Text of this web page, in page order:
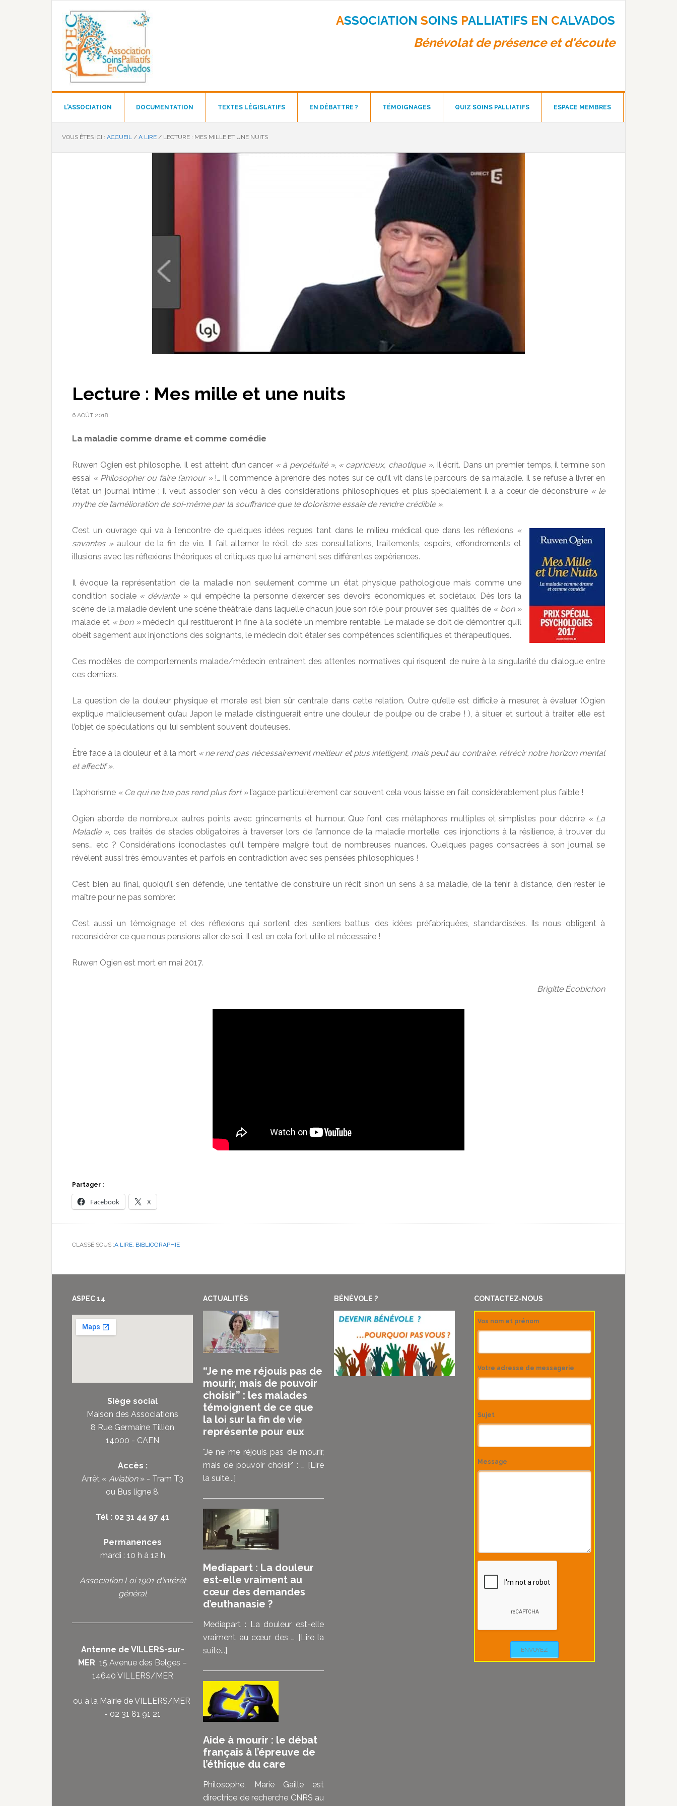
ASSOCIATION SOINS PALLIATIFS EN CALVADOS
Bénévolat de présence et d'écoute
L’ASSOCIATION DOCUMENTATION TEXTES LÉGISLATIFS EN DÉBATTRE ? TÉMOIGNAGES QUIZ SOINS PALLIATIFS ESPACE MEMBRES
VOUS ÊTES ICI : ACCUEIL / A LIRE / LECTURE : MES MILLE ET UNE NUITS
Lecture : Mes mille et une nuits
6 AOÛT 2018
La maladie comme drame et comme comédie
Ruwen Ogien est philosophe. Il est atteint d’un cancer « à perpétuité », « capricieux, chaotique ». Il écrit. Dans un premier temps, il termine son
essai « Philosopher ou faire l’amour »!… Il commence à prendre des notes sur ce qu’il vit dans le parcours de sa maladie. Il se refuse à livrer en
l’état un journal intime ; il veut associer son vécu à des considérations philosophiques et plus spécialement il a à cœur de déconstruire « le
mythe de l’amélioration de soi-même par la souffrance que le dolorisme essaie de rendre crédible ».
C’est un ouvrage qui va à l’encontre de quelques idées reçues tant dans le milieu médical que dans les réflexions «
savantes »autour de la fin de vie. Il fait alterner le récit de ses consultations, traitements, espoirs, effondrements et
illusions avec les réflexions théoriques et critiques que lui amènent ses différentes expériences.
Il évoque la représentation de la maladie non seulement comme un état physique pathologique mais comme une
condition sociale « déviante »qui empêche la personne d’exercer ses devoirs économiques et sociétaux. Dès lors la
scène de la maladie devient une scène théâtrale dans laquelle chacun joue son rôle pour prouver ses qualités de « bon »
malade et « bon »médecin qui restitueront in fine à la société un membre rentable. Le malade se doit de démontrer qu’il
obéit sagement aux injonctions des soignants, le médecin doit étaler ses compétences scientifiques et thérapeutiques.
Ces modèles de comportements malade/médecin entraînent des attentes normatives qui risquent de nuire à la singularité du dialogue entre
ces derniers.
La question de la douleur physique et morale est bien sûr centrale dans cette relation. Outre qu’elle est difficile à mesurer, à évaluer (Ogien
explique malicieusement qu’au Japon le malade distinguerait entre une douleur de poulpe ou de crabe ! ), à situer et surtout à traiter, elle est
l’objet de spéculations qui lui semblent souvent douteuses.
Être face à la douleur et à la mort « ne rend pas nécessairement meilleur et plus intelligent, mais peut au contraire, rétrécir notre horizon mental
et affectif ».
L’aphorisme « Ce qui ne tue pas rend plus fort »l’agace particulièrement car souvent cela vous laisse en fait considérablement plus faible !
Ogien aborde de nombreux autres points avec grincements et humour. Que font ces métaphores multiples et simplistes pour décrire « La
Maladie », ces traités de stades obligatoires à traverser lors de l’annonce de la maladie mortelle, ces injonctions à la résilience, à trouver du
sens… etc ? Considérations iconoclastes qu’il tempère malgré tout de nombreuses nuances. Quelques pages consacrées à son journal se
révèlent aussi très émouvantes et parfois en contradiction avec ses pensées philosophiques !
C’est bien au final, quoiqu’il s’en défende, une tentative de construire un récit sinon un sens à sa maladie, de la tenir à distance, d’en rester le
maître pour ne pas sombrer.
C’est aussi un témoignage et des réflexions qui sortent des sentiers battus, des idées préfabriquées, standardisées. Ils nous obligent à
reconsidérer ce que nous pensions aller de soi. Il est en cela fort utile et nécessaire !
Ruwen Ogien est mort en mai 2017.
Brigitte Écobichon
Partager :
Facebook X
CLASSÉ SOUS :A LIRE, BIBLIOGRAPHIE
Footer
ASPEC 14
Siège social
Maison des Associations
8 Rue Germaine Tillion
14000 - CAEN
Accès :
Arrêt « Aviation» - Tram T3
ou Bus ligne 8.
Tél : 02 31 44 97 41
Permanences
mardi : 10 h à 12 h
Association Loi 1901 d'intérêt
général
Antenne de VILLERS-sur-
MER 15 Avenue des Belges –
14640 VILLERS/MER
ou à la Mairie de VILLERS/MER
- 02 31 81 91 21
ACTUALITÉS
“Je ne me réjouis pas de
mourir, mais de pouvoir
choisir” : les malades
témoignent de ce que
la loi sur la fin de vie
représente pour eux
"Je ne me réjouis pas de mourir,
mais de pouvoir choisir" : … [Lire
la suite...]
me
réjouis
pas
mourir,
mais
de
pouvoir
choisir”
témoignent
de
ce
que
loi
sur
la
fin
de
Mediapart : La douleur
est-elle vraiment au
cœur des demandes
d’euthanasie ?
Mediapart : La douleur est-elle
vraiment au cœur des … [Lire la
suite...]
La
douleur
est-
vraiment
au
cœur
des
demandes
Aide à mourir : le débat
français à l’épreuve de
l’éthique du care
Philosophe, Marie Gaille est
directrice de recherche CNRS au
BÉNÉVOLE ? CONTACTEZ-NOUS
Vos nom et prénom
Votre adresse de messagerie
Sujet
Message
ENVOYEZ